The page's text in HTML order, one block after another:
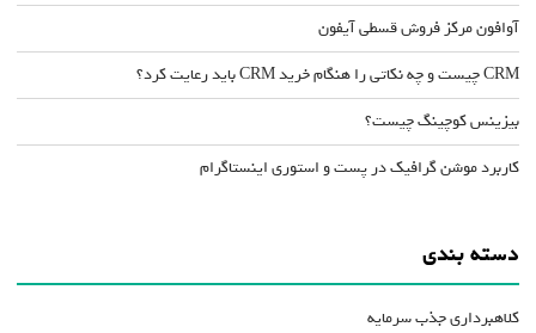
آوافون مرکز فروش قسطی آیفون
CRM چیست و چه نکاتی را هنگام خرید CRM باید رعایت کرد؟
بیزینس کوچینگ چیست؟
کاربرد موشن گرافیک در پست و استوری اینستاگرام
دسته بندی
کلاهبرداری جذب سرمایه